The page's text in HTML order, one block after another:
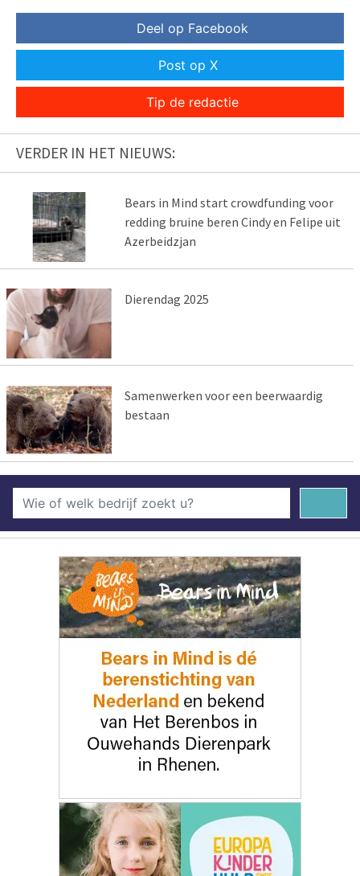
Deel op Facebook
Post op X
Tip de redactie
VERDER IN HET NIEUWS:
Bears in Mind start crowdfunding voor
redding bruine beren Cindy en Felipe uit
Azerbeidzjan
Dierendag 2025
Samenwerken voor een beerwaardig
bestaan